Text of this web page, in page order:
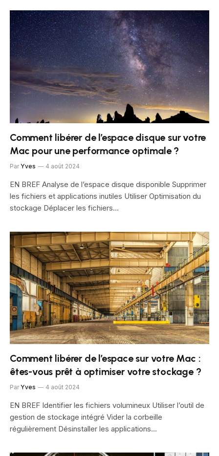
Comment libérer de l’espace disque sur votre
Mac pour une performance optimale ?
Par Yves 4 août 2024
EN BREF Analyse de l’espace disque disponible Supprimer
les fichiers et applications inutiles Utiliser Optimisation du
stockage Déplacer les fichiers…
Comment libérer de l’espace sur votre Mac :
êtes-vous prêt à optimiser votre stockage ?
Par Yves 4 août 2024
EN BREF Identifier les fichiers volumineux Utiliser l’outil de
gestion de stockage intégré Vider la corbeille
régulièrement Désinstaller les applications…